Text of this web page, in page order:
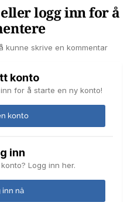
logg inn for å
kunne skrive en kommentar
konto
for å starte en ny konto!
konto
inn
Logg inn her.
inn nå